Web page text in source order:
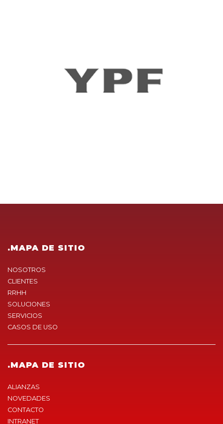
.MAPA DE SITIO
NOSOTROS
CLIENTES
RRHH
SOLUCIONES
SERVICIOS
CASOS DE USO
.MAPA DE SITIO
ALIANZAS
NOVEDADES
CONTACTO
INTRANET